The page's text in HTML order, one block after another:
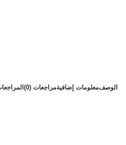
الوصفمعلومات إضافيةمراجعات (0)